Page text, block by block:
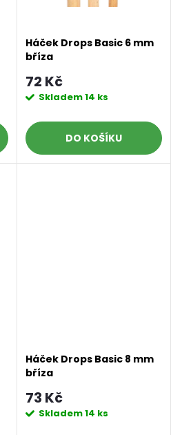
Háček Drops Basic 6 mm
bříza
72 Kč
Skladem14 ks
DO KOŠÍKU
Háček Drops Basic 8 mm
bříza
73 Kč
Skladem14 ks